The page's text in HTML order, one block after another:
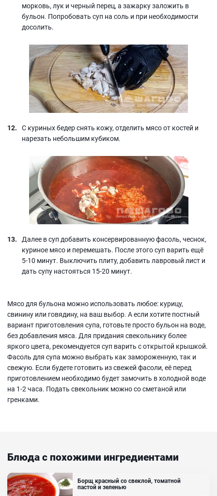
морковь, лук и черный перец, а зажарку заложить в
бульон. Попробовать суп на соль и при необходимости
досолить.
С куриных бедер снять кожу, отделить мясо от костей и
нарезать небольшим кубиком.
Далее в суп добавить консервированную фасоль, чеснок,
куриное мясо и перемешать. После этого суп варить ещё
5-10 минут. Выключить плиту, добавить лавровый лист и
дать супу настояться 15-20 минут.
Мясо для бульона можно использовать любое: курицу,
свинину или говядину, на ваш выбор. А если хотите постный
вариант приготовления супа, готовьте просто бульон на воде,
без добавления мяса. Для придания свекольнику более
яркого цвета, рекомендуется суп варить с открытой крышкой.
Фасоль для супа можно выбрать как замороженную, так и
свежую. Если будете готовить из свежей фасоли, её перед
приготовлением необходимо будет замочить в холодной воде
на 1-2 часа. Подать свекольник можно со сметаной или
гренками.
Блюда с похожими ингредиентами
Борщ красный со свеклой, томатной
пастой и зеленью